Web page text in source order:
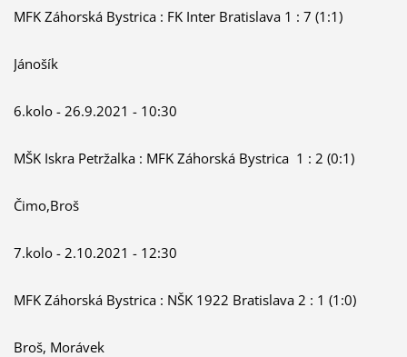
MFK Záhorská Bystrica : FK Inter Bratislava 1 : 7 (1:1)
Jánošík
6.kolo - 26.9.2021 - 10:30
MŠK Iskra Petržalka : MFK Záhorská Bystrica 1 : 2 (0:1)
Čimo,Broš
7.kolo - 2.10.2021 - 12:30
MFK Záhorská Bystrica : NŠK 1922 Bratislava 2 : 1 (1:0)
Broš, Morávek